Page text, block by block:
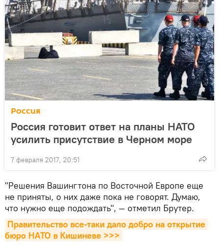
Россия
Россия готовит ответ на планы НАТО
усилить присутствие в Черном море
7 февраля 2017, 20:51
"Решения Вашингтона по Восточной Европе еще
не приняты, о них даже пока не говорят. Думаю,
что нужно еще подождать", — отметил Брутер.
Правительство все-таки дало добро на открытие
бюро НАТО в Кишиневе >>>